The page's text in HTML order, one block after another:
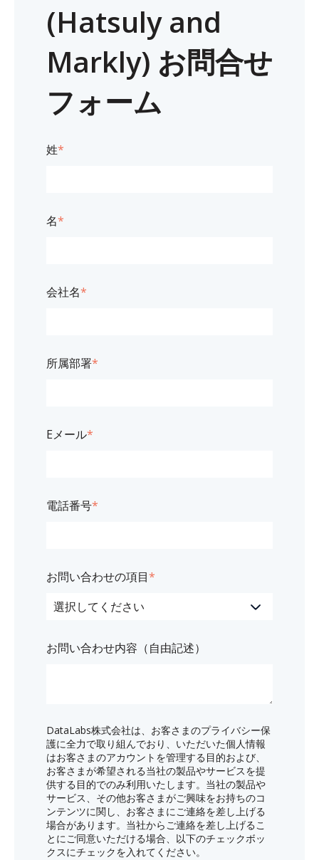
(Hatsuly and
Markly) お問合せ
フォーム
姓*
名*
会社名*
所属部署*
Eメール*
電話番号*
お問い合わせの項目*
お問い合わせ内容（自由記述）
DataLabs株式会社は、お客さまのプライバシー保
護に全力で取り組んでおり、いただいた個人情報
はお客さまのアカウントを管理する目的および、
お客さまが希望される当社の製品やサービスを提
供する目的でのみ利用いたします。当社の製品や
サービス、その他お客さまがご興味をお持ちのコ
ンテンツに関し、お客さまにご連絡を差し上げる
場合があります。当社からご連絡を差し上げるこ
とにご同意いただける場合、以下のチェックボッ
クスにチェックを入れてください。